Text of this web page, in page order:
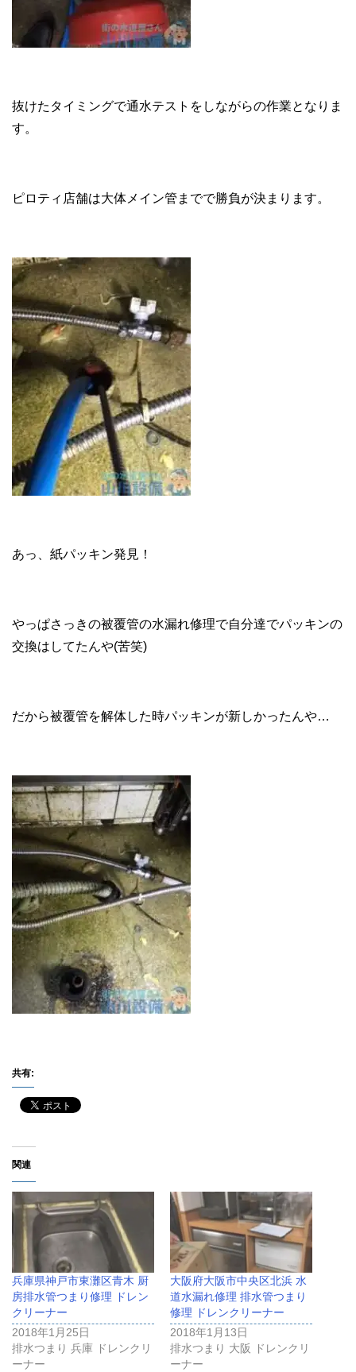
抜けたタイミングで通水テストをしながらの作業となりま
す。
ピロティ店舗は大体メイン管までで勝負が決まります。
あっ、紙パッキン発見！
やっぱさっきの被覆管の水漏れ修理で自分達でパッキンの
交換はしてたんや(苦笑)
だから被覆管を解体した時パッキンが新しかったんや…
共有:
関連
兵庫県神戸市東灘区青木 厨
房排水管つまり修理 ドレン
クリーナー
2018年1月25日
排水つまり 兵庫 ドレンクリ
ーナー
大阪府大阪市中央区北浜 水
道水漏れ修理 排水管つまり
修理 ドレンクリーナー
2018年1月13日
排水つまり 大阪 ドレンクリ
ーナー